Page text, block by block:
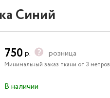
Синий
750 р. розница
Минимальный заказ ткани от 3 метров
В наличии